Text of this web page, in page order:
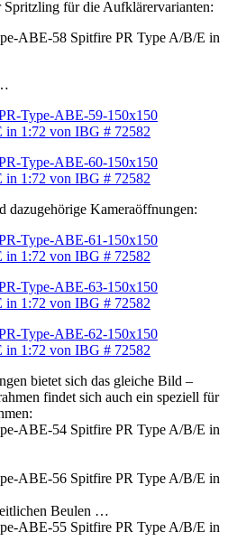
für die Aufklärervarianten:
dazugehörige Kameraöffnungen:
bietet sich das gleiche Bild –
findet sich auch ein speziell für
Beulen …